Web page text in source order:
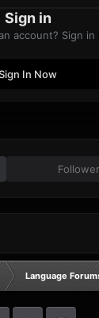
Sign in
account? Sign in
In Now
Language